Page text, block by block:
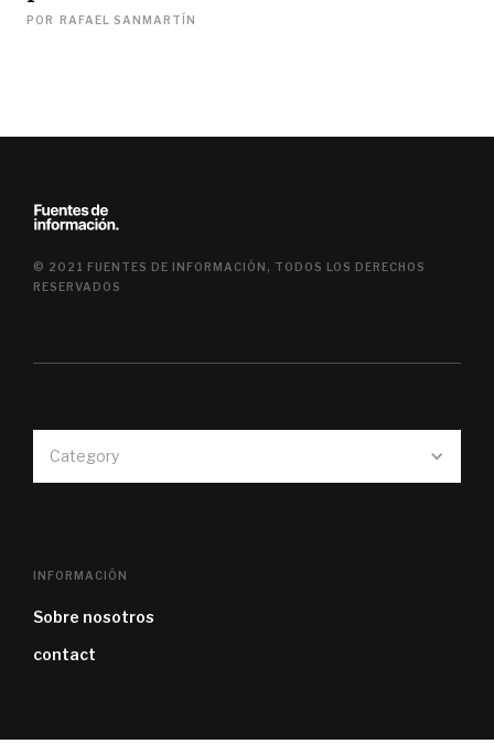
POR RAFAEL SANMARTÍN
© 2021 FUENTES DE INFORMACIÓN, TODOS LOS DERECHOS
RESERVADOS
Category
INFORMACIÓN
Sobre nosotros
contact